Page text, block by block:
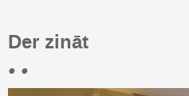
Der zināt
• •